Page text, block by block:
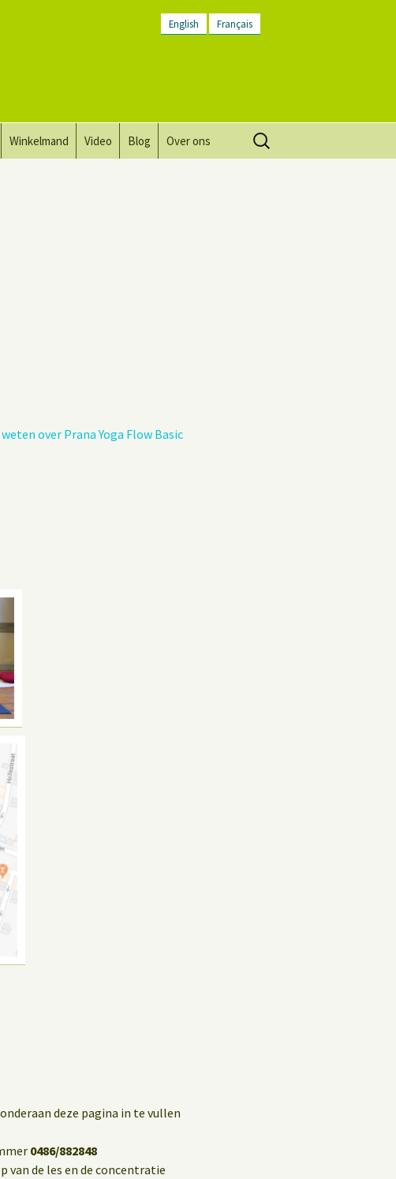
English Français
Winkelmand Video Blog Over ons
Zoeken
naar:
over Prana Yoga Flow Basic
deze pagina in te vullen
0486/882848
van de les en de concentratie